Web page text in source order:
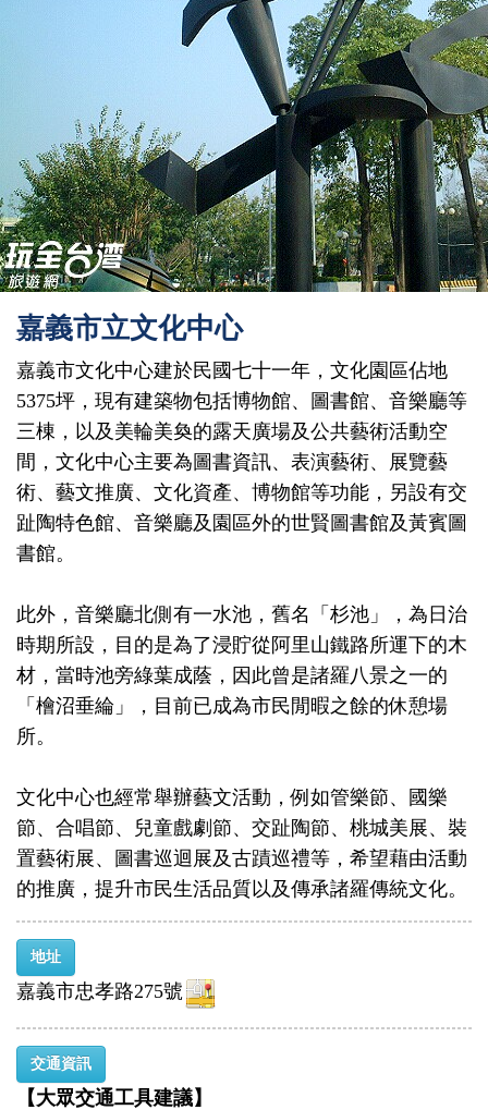
嘉義市立文化中心
嘉義市文化中心建於民國七十一年，文化園區佔地
5375坪，現有建築物包括博物館、圖書館、音樂廳等
三棟，以及美輪美奐的露天廣場及公共藝術活動空
間，文化中心主要為圖書資訊、表演藝術、展覽藝
術、藝文推廣、文化資產、博物館等功能，另設有交
趾陶特色館、音樂廳及園區外的世賢圖書館及黃賓圖
書館。
此外，音樂廳北側有一水池，舊名「杉池」，為日治
時期所設，目的是為了浸貯從阿里山鐵路所運下的木
材，當時池旁綠葉成蔭，因此曾是諸羅八景之一的
「檜沼垂綸」，目前已成為市民閒暇之餘的休憩場
所。
文化中心也經常舉辦藝文活動，例如管樂節、國樂
節、合唱節、兒童戲劇節、交趾陶節、桃城美展、裝
置藝術展、圖書巡迴展及古蹟巡禮等，希望藉由活動
的推廣，提升市民生活品質以及傳承諸羅傳統文化。
地址
嘉義市忠孝路275號
交通資訊
【大眾交通工具建議】